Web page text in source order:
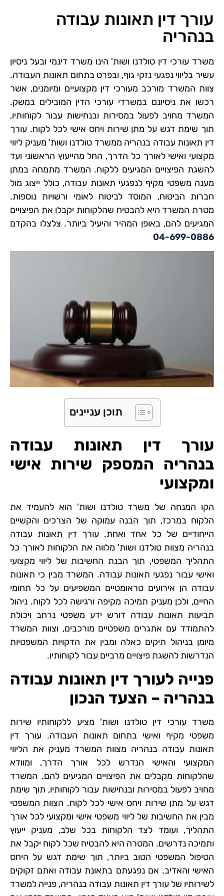
עורך דין תאונות עבודה
בנהריה
משרד עורכי דין טולדנו ושות' הינו משרד דינמי ובעל ניסיון
עשיר בליווי נפגעי נזקי גוף, ובפרט בתחום תאונות העבודה.
צוות המשרד מורכב מעורכי דין מקצועיים ומיומנים, אשר
רכשו את ניסיונם במשרדי עורכי הדין המובילים במשק.
המשרד מחויב לפעול במסירות ובנחישות עבור לקוחותיו,
תוך שימת דגש על מתן שירות ויחס אישי לכל לקוח. עורך
דין תאונות עבודה בנהריה ממשרד טולדנו ושות' מעניק ליווי
מקצועי ואישי לאורך כל הדרך, החל מהייעוץ הראשוני ועד
להשגת הפיצויים המגיעים ללקוח. המשרד מתמחה במתן
מענה משפטי מקיף לנפגעי תאונות עבודה, כולל ייצוג מול
חברות הביטוח, המוסד לביטוח לאומי ורשויות נוספות.
מטרת המשרד היא להבטיח שהלקוחות יקבלו את הפיצויים
המגיעים להם, באופן המהיר והיעיל ביותר. צלצלו בהקדם
04-699-0886
תוכן עניינים
עורך דין תאונות עבודה
בנהריה המספק שירות אישי
ומקצועי
הקו המנחה של משרד טולדנו ושות' הוא להעמיד את
הלקוח במרכז, תוך הבנה עמוקה של הצרכים והקשיים
הייחודיים של כל אחד ואחת. עורך דין תאונות עבודה
בנהריה מצוות טולדנו ושות' מלווה את הלקוחות לאורך כל
התהליך המשפטי, תוך הבנת החשיבות של ליווי מקצועי
ואישי עבור נפגעי תאונות עבודה. המשרד מבין כי תאונות
עבודה הן אירועים טראומטיים המשפיעים על כל תחומי
החיים, ולכן מעניק תמיכה מקיפה ורגישה לכל לקוח. ניהול
תביעות תאונות עבודה דורש ידע משפטי נרחב ויכולת
להתמודד עם אתגרים משפטיים מורכבים, וצוות המשרד
מיומן בניהול תיקים כאלה ומבין את הדקויות המשפטיות
הנדרשות להשגת פיצויים מרביים עבור לקוחותיו.
פנייה לעורך דין תאונות עבודה
בנהריה – הצעד הנכון
משרד עורכי דין טולדנו ושות' מציע ללקוחותיו שירות
משפטי מקיף ואישי בתחום תאונות העבודה. עורך דין
תאונות עבודה בנהריה מצוות המשרד מעניק את הליווי
המקצועי והאישי הנדרש לכל אורך הדרך, ומוודא
שהלקוחות מקבלים את הפיצויים המגיעים להם. המשרד
מחויב לפעול במסירות ובנחישות עבור לקוחותיו, תוך שימת
דגש על מתן שירות ויחס אישי לכל לקוח. הצוות המשפטי
מבין את החשיבות של ליווי משפטי אישי ומקצועי לכל אורך
התהליך, ועומד לצד הלקוחות בכל שלב, מעניק ייעוץ
ותמיכה נדרשים. המטרה היא להבטיח שכל לקוח יקבל את
הטיפול המשפטי הטוב ביותר, תוך שימת דגש על היחס
האישי והאדיב. אם נפגעתם בתאונת עבודה ואתם זקוקים
לשירותיו של עורך דין תאונות עבודה בנהריה, פנייה למשרד
brightness_low ניגודיות כהה
הוסף קו תחתון לקישורים
font_download סמן קישורים
לאפס את כל האפשרויות
cached